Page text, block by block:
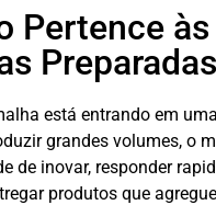
Pertence às
Preparadas
está entrando em
grandes volumes, o
de inovar, responder
produtos que